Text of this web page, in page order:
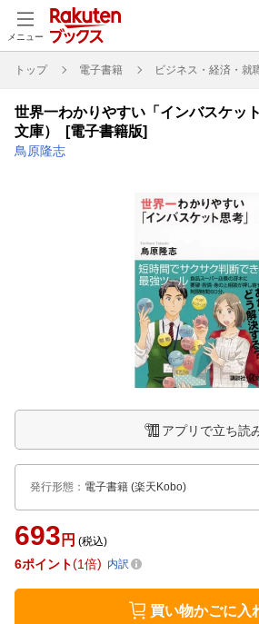
メニュー
トップ 電子書籍 ビジネス・経済・就
世界一わかりやすい「インバスケッ
文庫） [電子書籍版]
鳥原隆志
アプリで立ち読
発行形態 ： 電子書籍 (楽天Kobo)
693 円 (税込)
6ポイント 1倍 内訳
買い物かごに入